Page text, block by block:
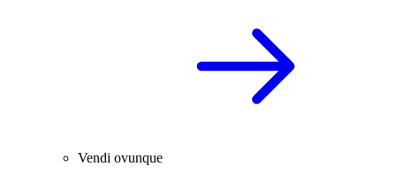
Vendi ovunque